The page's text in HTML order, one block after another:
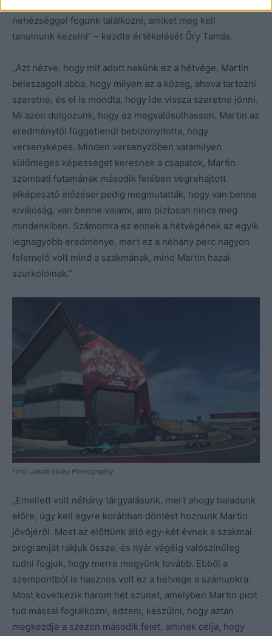
nehézséggel fogunk találkozni, amiket meg kell
tanulnunk kezelni” – kezdte értékelését Őry Tamás.
„Azt nézve, hogy mit adott nekünk ez a hétvége, Martin
beleszagolt abba, hogy milyen az a közeg, ahova tartozni
szeretne, és el is mondta, hogy ide vissza szeretne jönni.
Mi azon dolgozunk, hogy ez megvalósulhasson. Martin az
eredménytől függetlenül bebizonyította, hogy
versenyképes. Minden versenyzőben valamilyen
különleges képességet keresnek a csapatok, Martin
szombati futamának második felében végrehajtott
elképesztő előzései pedig megmutatták, hogy van benne
kiválóság, van benne valami, ami biztosan nincs meg
mindenkiben. Számomra ez ennek a hétvégének az egyik
legnagyobb eredménye, mert ez a néhány perc nagyon
felemelő volt mind a szakmának, mind Martin hazai
szurkolóinak.”
Fotó: Jakob Ebrey Photography
„Emellett volt néhány tárgyalásunk, mert ahogy haladunk
előre, úgy kell egyre korábban döntést hoznunk Martin
jövőjéről. Most az előttünk álló egy-két évnek a szakmai
programját rakjuk össze, és nyár végéig valószínűleg
tudni fogjuk, hogy merre megyünk tovább. Ebből a
szempontból is hasznos volt ez a hétvége a számunkra.
Most következik három hét szünet, amelyben Martin picit
tud mással foglalkozni, edzeni, készülni, hogy aztán
megkezdje a szezon második felét, aminek célja, hogy